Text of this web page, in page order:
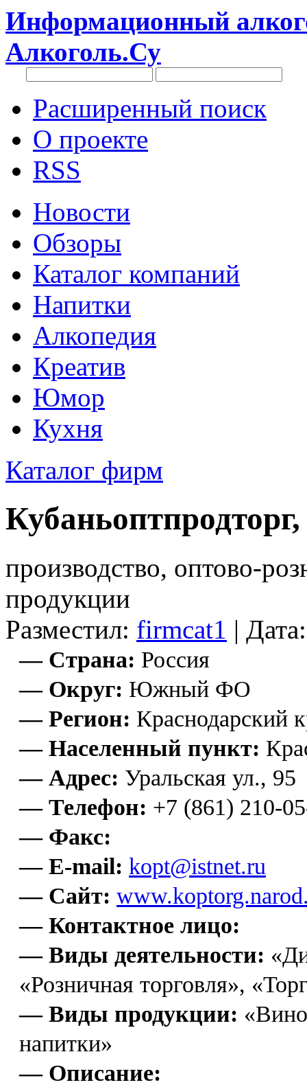
Информационный
Алкоголь.Су
Расширенный поиск
О проекте
RSS
Новости
Обзоры
Каталог компаний
Напитки
Алкопедия
Креатив
Юмор
Кухня
Каталог фирм
производство, оптово-
продукции
Разместил: firmcat1 |
— Страна: Россия
— Округ: Южный ФО
— Регион: Краснодарский
— Населенный пункт:
— Адрес: Уральская ул., 95
— Телефон: +7 (861) 210-
— Факс:
— E-mail: kopt@istnet.ru
— Сайт:
— Контактное лицо:
— Виды деятельности:
«Розничная торговля»,
— Виды продукции:
напитки»
— Описание: